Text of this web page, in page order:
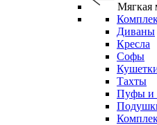
Мягкая
Диваны
Кресла
Софы
Тахты
Пуфы и